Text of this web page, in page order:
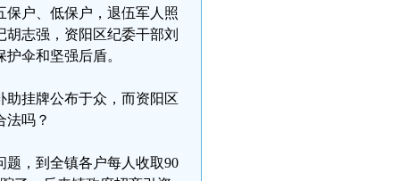
保户、低保户，退伍军人照
志强，资阳区纪委干部刘
伞和坚强后盾。
挂牌公布于众，而资阳区
法吗？
，到全镇各户每人收取90